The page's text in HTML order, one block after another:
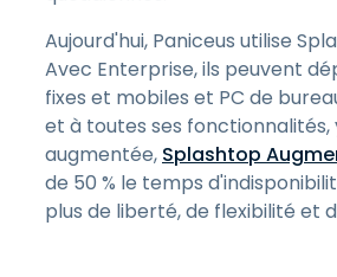
Aujourd'hui, Paniceus utilise
Avec Enterprise, ils peuvent
fixes et mobiles et PC de
et à toutes ses
augmentée, Splashtop
de 50 % le temps
plus de liberté, de flexibilité et